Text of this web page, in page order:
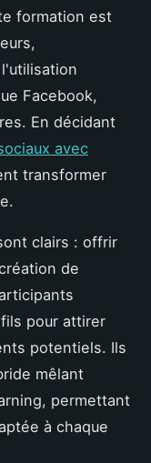
formation est
Facebook,
En décidant
avec
transformer
clairs : offrir
de
pour attirer
potentiels. Ils
mêlant
permettant
à chaque